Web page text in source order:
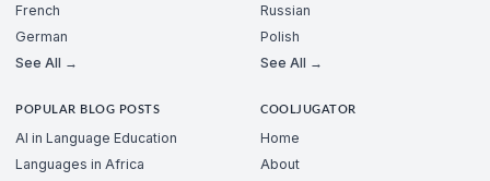
French
German
See All →
Russian
Polish
See All →
POPULAR BLOG POSTS
AI in Language Education
Languages in Africa
COOLJUGATOR
Home
About